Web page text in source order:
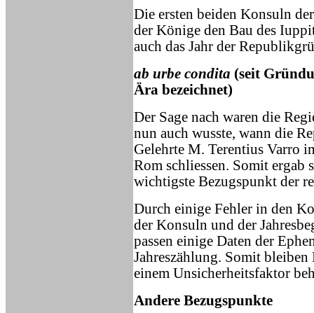
Die ersten beiden Konsuln
der Könige den Bau des
auch das Jahr der
ab urbe condita (seit
Ära bezeichnet)
Der Sage nach waren die
nun auch wusste, wann die
Gelehrte M. Terentius Varro
Rom schliessen. Somit
wichtigste Bezugspunkt der
Durch einige Fehler in den
der Konsuln und der
passen einige Daten der
Jahreszählung. Somit
einem Unsicherheitsfaktor
Andere Bezugspunkte